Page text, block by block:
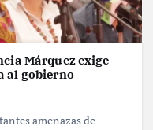
Márquez exige
al gobierno
amenazas de